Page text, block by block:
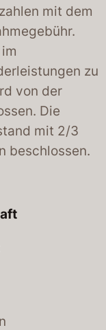
mit dem
zu
von der
Die
mit 2/3
beschlossen.